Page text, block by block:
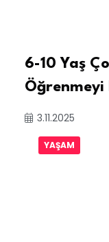
6-10 Yaş
Öğrenmeyi
3.11.2025
YAŞAM